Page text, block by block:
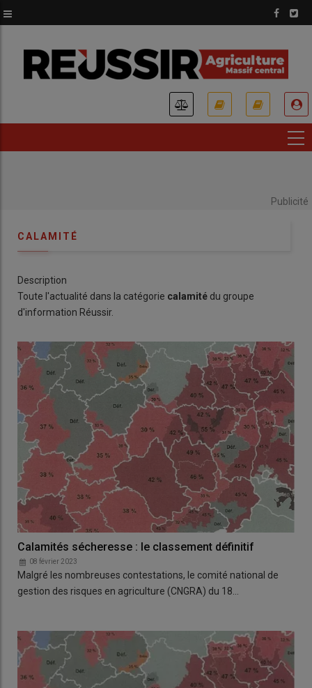
au
principal
Publicité
CALAMITÉ
Description
Toute l'actualité dans la catégorie calamité du groupe
d'information Réussir.
Calamités sécheresse : le classement définitif
08 février 2023
Malgré les nombreuses contestations, le comité national de
gestion des risques en agriculture (CNGRA) du 18…